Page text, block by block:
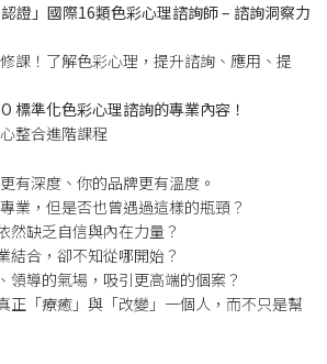
認證」國際16類色彩心理諮詢師 – 諮詢洞察力
課！了解色彩心理，提升諮詢、應用、提
標準化色彩心理諮詢的專業內容！
整合進階課程
有深度、你的品牌更有溫度。
業，但是否也曾遇過這樣的瓶頸？
然缺乏自信與內在力量？
結合，卻不知從哪開始？
領導的氣場，吸引更高端的個案？
正「療癒」與「改變」一個人，而不只是幫